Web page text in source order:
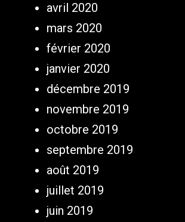
avril 2020
mars 2020
février 2020
janvier 2020
décembre 2019
novembre 2019
octobre 2019
septembre 2019
août 2019
juillet 2019
juin 2019